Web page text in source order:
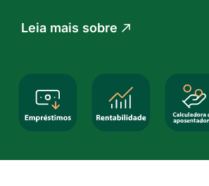
Leia mais sobre